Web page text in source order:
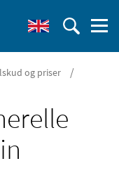
og priser /